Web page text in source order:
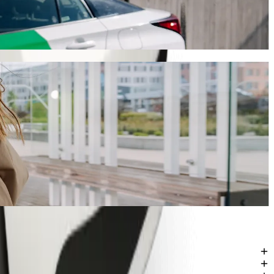
dakika 5 na gharama ni takriban € 5.00 EUR. Bila kujali tukio,